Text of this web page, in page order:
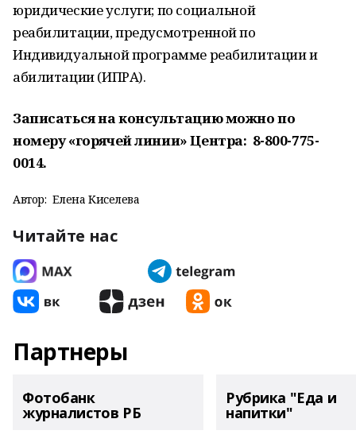
юридические услуги; по социальной
реабилитации, предусмотренной по
Индивидуальной программе реабилитации и
абилитации (ИПРА).
Записаться на консультацию можно по
номеру «горячей линии» Центра: 8-800-775-
0014.
Автор: Елена Киселева
Читайте нас
Партнеры
Фотобанк
журналистов РБ
Рубрика "Еда и
напитки"